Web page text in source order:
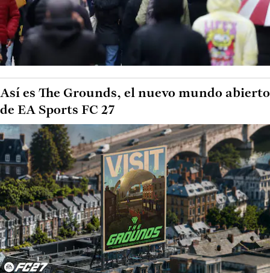
Así es The Grounds, el nuevo mundo abierto
de EA Sports FC 27